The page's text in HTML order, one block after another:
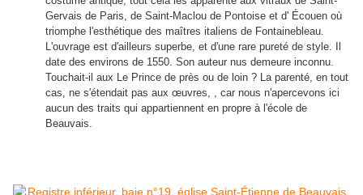
Gervais de Paris, de Saint-Maclou de Pontoise et d' Écouen où
triomphe l'esthétique des maîtres italiens de Fontainebleau.
L'ouvrage est d'ailleurs superbe, et d'une rare pureté de style. Il
date des environs de 1550. Son auteur nus demeure inconnu.
Touchait-il aux Le Prince de près ou de loin ? La parenté, en tout
cas, ne s'étendait pas aux œuvres, , car nous n'apercevons ici
aucun des traits qui appartiennent en propre à l'école de
Beauvais.